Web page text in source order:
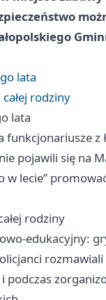
lata
rodziny
lata
funkcjonariusze z
pojawili się na
w lecie”
rodziny
edukacyjny:
rozmawiali
podczas